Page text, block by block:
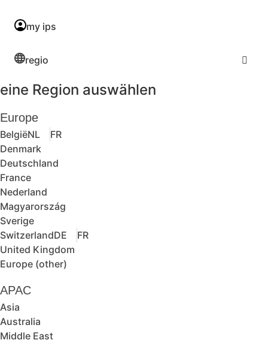
my ips
regio
eine Region auswählen
Europe
BelgiëNL
FR
Denmark
Deutschland
France
Nederland
Magyarország
Sverige
SwitzerlandDE
FR
United Kingdom
Europe (other)
APAC
Asia
Australia
Middle East